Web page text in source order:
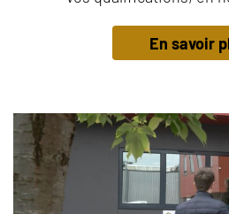
En savoir